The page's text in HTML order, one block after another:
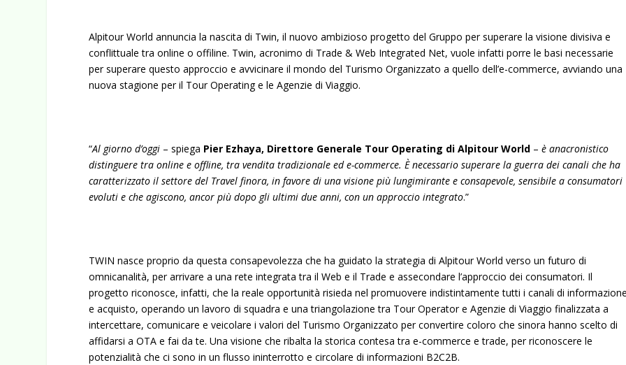
Alpitour World annuncia la nascita di Twin, il nuovo ambizioso progetto del Gruppo per superare la visione divisiva e
conflittuale tra online o offiline. Twin, acronimo di Trade & Web Integrated Net, vuole infatti porre le basi necessarie
per superare questo approccio e avvicinare il mondo del Turismo Organizzato a quello dell’e-commerce, avviando una
nuova stagione per il Tour Operating e le Agenzie di Viaggio.
“Al giorno d’oggi – spiega Pier Ezhaya, Direttore Generale Tour Operating di Alpitour World –è anacronistico
distinguere tra online e offline, tra vendita tradizionale ed e-commerce. È necessario superare la guerra dei canali che ha
caratterizzato il settore del Travel finora, in favore di una visione più lungimirante e consapevole, sensibile a consumatori
evoluti e che agiscono, ancor più dopo gli ultimi due anni, con un approccio integrato.”
TWIN nasce proprio da questa consapevolezza che ha guidato la strategia di Alpitour World verso un futuro di
omnicanalità, per arrivare a una rete integrata tra il Web e il Trade e assecondare l’approccio dei consumatori. Il
progetto riconosce, infatti, che la reale opportunità risieda nel promuovere indistintamente tutti i canali di
e acquisto, operando un lavoro di squadra e una triangolazione tra Tour Operator e Agenzie di Viaggio finalizzata a
intercettare, comunicare e veicolare i valori del Turismo Organizzato per convertire coloro che sinora hanno scelto di
affidarsi a OTA e fai da te. Una visione che ribalta la storica contesa tra e-commerce e trade, per riconoscere le
potenzialità che ci sono in un flusso ininterrotto e circolare di informazioni B2C2B.